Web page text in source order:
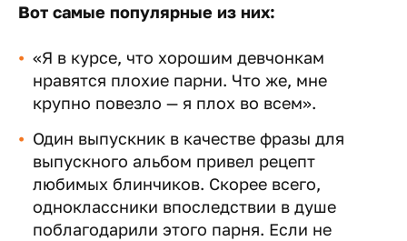
Вот самые популярные из них:
«Я в курсе, что хорошим девчонкам
нравятся плохие парни. Что же, мне
крупно повезло — я плох во всем».
Один выпускник в качестве фразы для
выпускного альбом привел рецепт
любимых блинчиков. Скорее всего,
одноклассники впоследствии в душе
поблагодарили этого парня. Если не